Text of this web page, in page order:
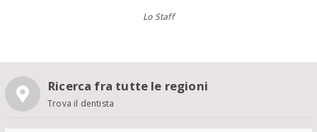
Lo Staff
Ricerca fra tutte le regioni
Trova il dentista